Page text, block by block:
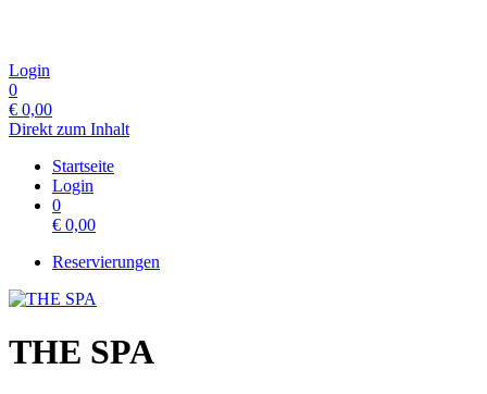
Login
0
€ 0,00
Direkt zum Inhalt
Startseite
Login
0
€ 0,00
Reservierungen
THE SPA